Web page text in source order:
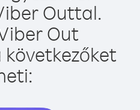
Outtal.
Out
következőket